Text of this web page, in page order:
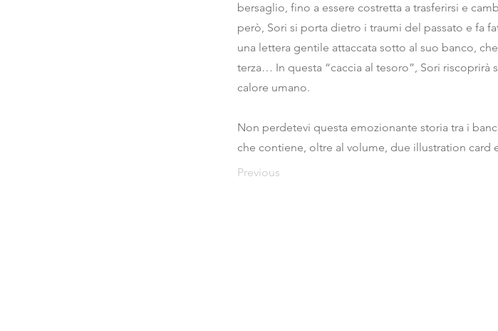
bersaglio, fino a essere costretta a trasferirsi e
però, Sori si porta dietro i traumi del passato e fa
una lettera gentile attaccata sotto al suo banco,
terza… In questa “caccia al tesoro”, Sori riscoprirà
calore umano.
Non perdetevi questa emozionante storia tra i
che contiene, oltre al volume, due illustration card
Previous